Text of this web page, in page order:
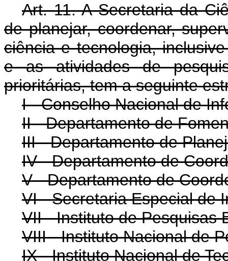
Art. 11. A Secretaria da
de planejar, coordenar,
ciência e tecnologia,
e as atividades de
prioritárias, tem a seguinte
I - Conselho Nacional de
II - Departamento de
III - Departamento de
IV - Departamento de
V - Departamento de
VI - Secretaria Especial de
VII - Instituto de Pesquisas
VIII - Instituto Nacional de
IX - Instituto Nacional de